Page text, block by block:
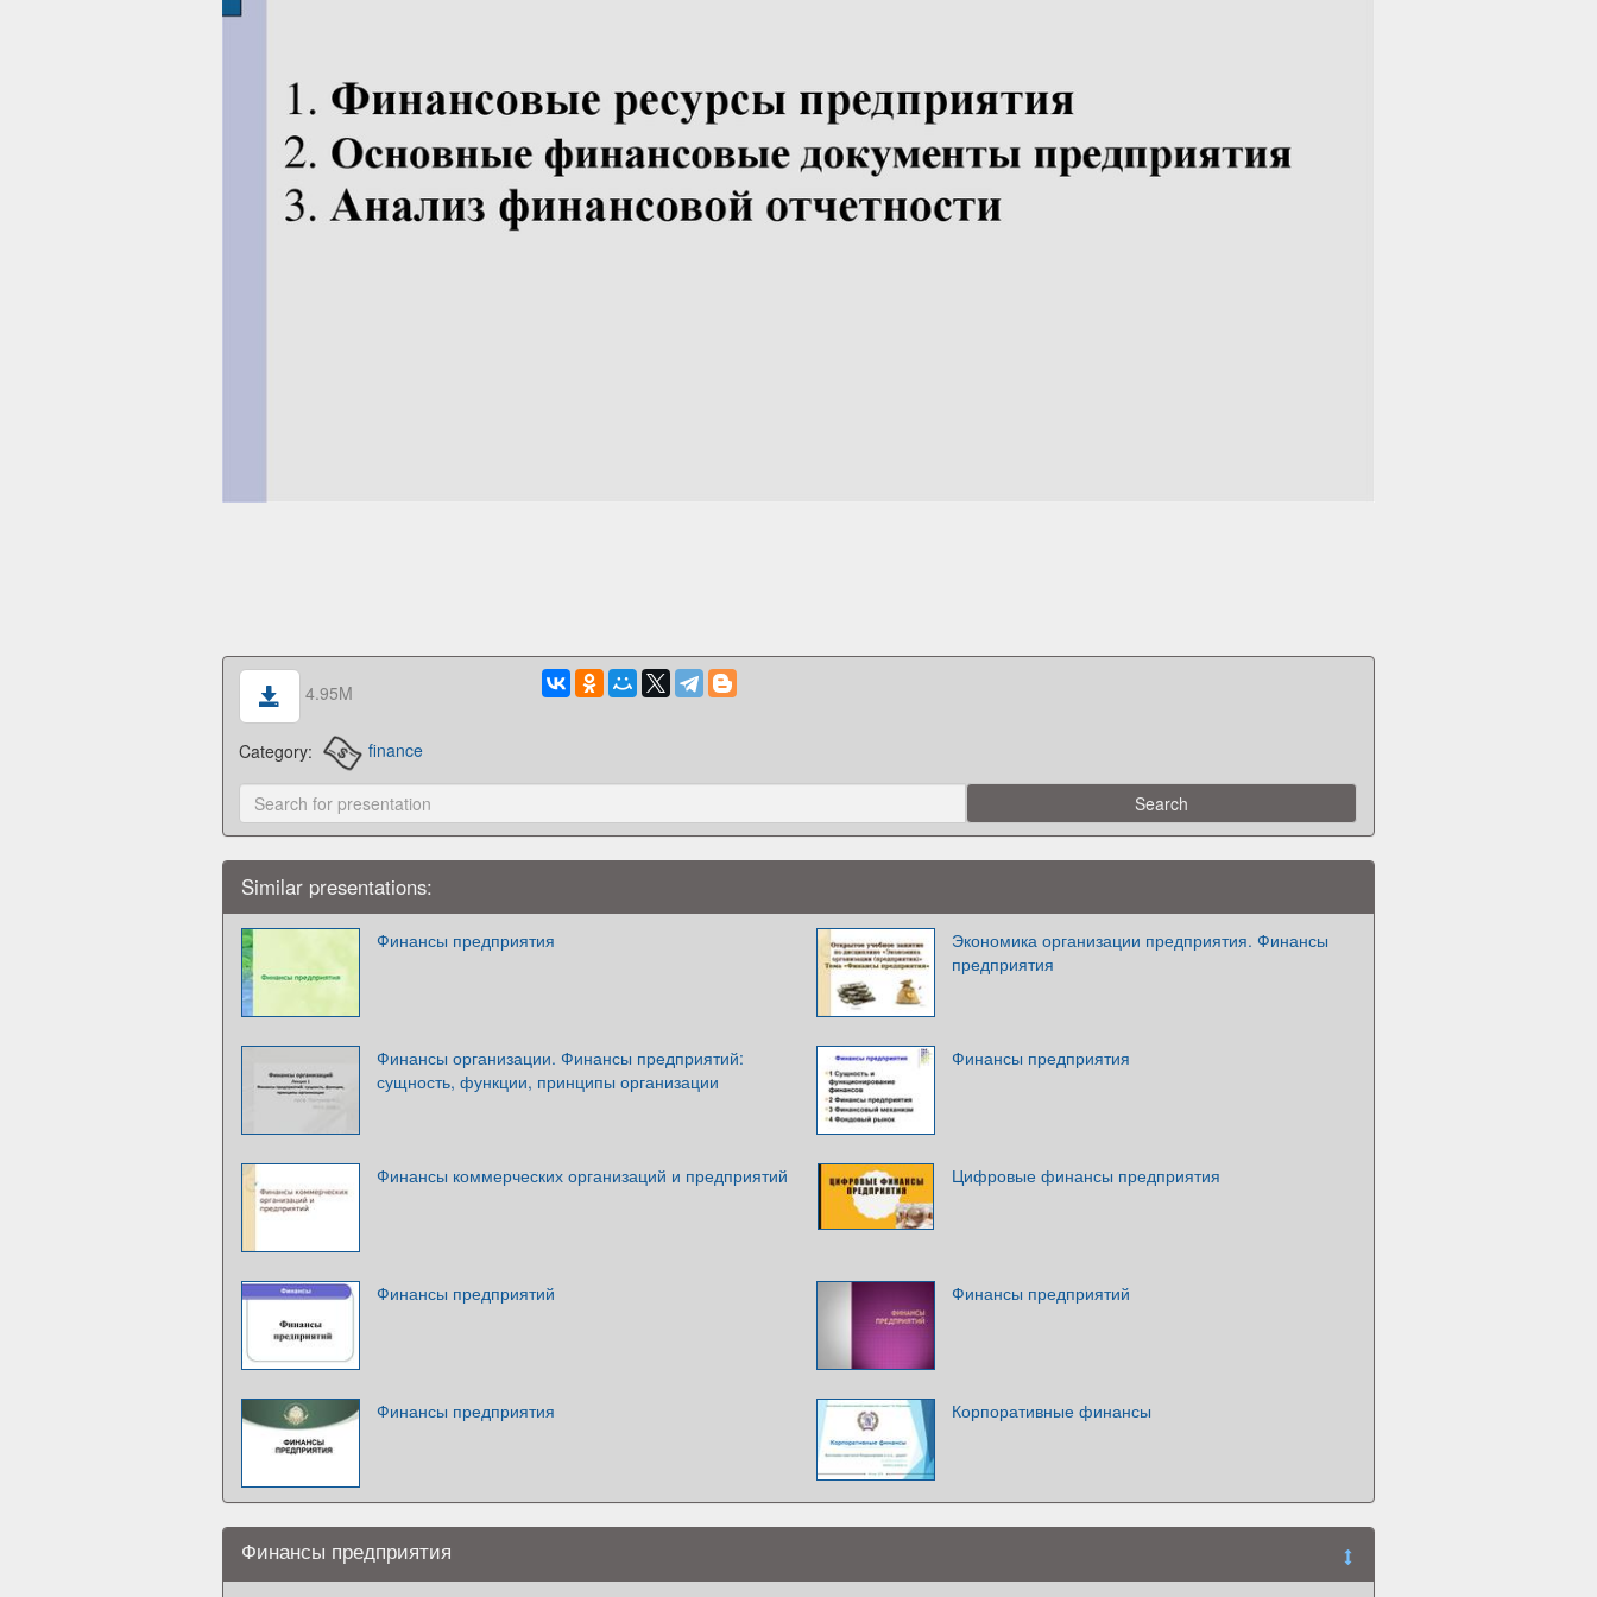
4.95M
Category: finance
Similar presentations:
Финансы предприятия
Экономика организации предприятия. Финансы
предприятия
Финансы организации. Финансы предприятий:
сущность, функции, принципы организации
Финансы предприятия
Финансы коммерческих организаций и предприятий Цифровые финансы предприятия
Финансы предприятий Финансы предприятий
Финансы предприятия Корпоративные финансы
Финансы предприятия